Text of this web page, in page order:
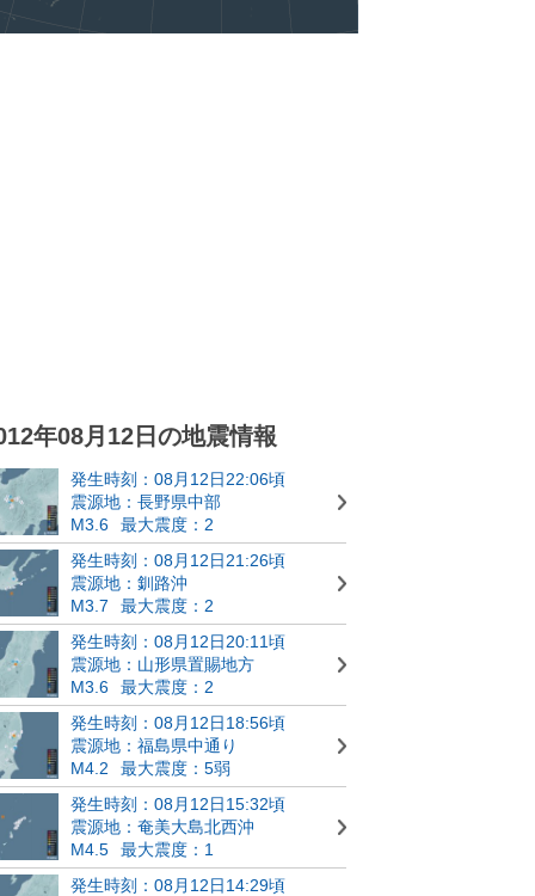
年08月12日の地震情報
発生時刻：08月12日22:06頃
震源地：長野県中部
M3.6
最大震度：2
発生時刻：08月12日21:26頃
震源地：釧路沖
M3.7
最大震度：2
発生時刻：08月12日20:11頃
震源地：山形県置賜地方
M3.6
最大震度：2
発生時刻：08月12日18:56頃
震源地：福島県中通り
M4.2
最大震度：5弱
発生時刻：08月12日15:32頃
震源地：奄美大島北西沖
M4.5
最大震度：1
発生時刻：08月12日14:29頃